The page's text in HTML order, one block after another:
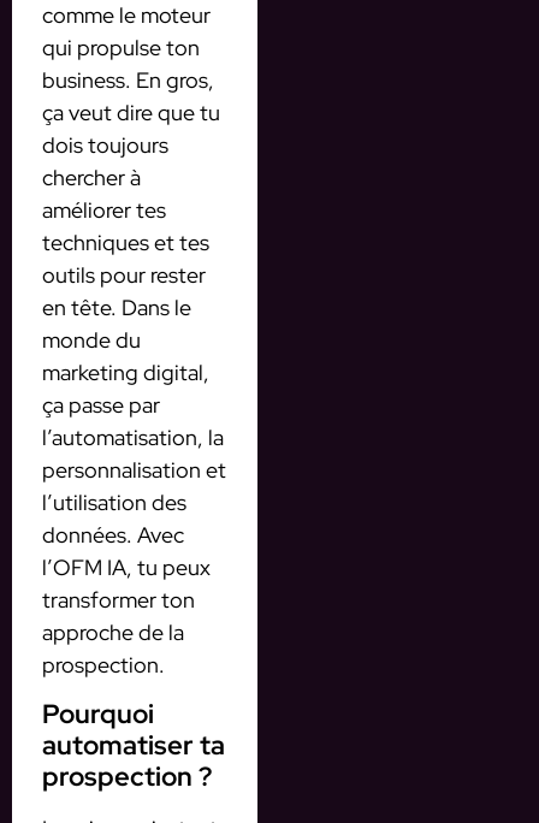
comme le moteur
qui propulse ton
business. En gros,
ça veut dire que tu
dois toujours
chercher à
améliorer tes
techniques et tes
outils pour rester
en tête. Dans le
monde du
marketing digital,
ça passe par
l’automatisation, la
personnalisation et
l’utilisation des
données. Avec
l’OFM IA, tu peux
transformer ton
approche de la
prospection.
Pourquoi
automatiser ta
prospection ?